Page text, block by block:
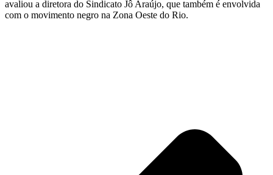
avaliou a diretora do Sindicato Jô Araújo, que também é envolvida
com o movimento negro na Zona Oeste do Rio.